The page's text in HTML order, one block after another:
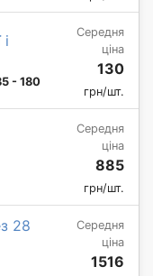
- 180
Середня
ціна
130
грн/шт.
Середня
ціна
885
грн/шт.
28
Середня
ціна
1516